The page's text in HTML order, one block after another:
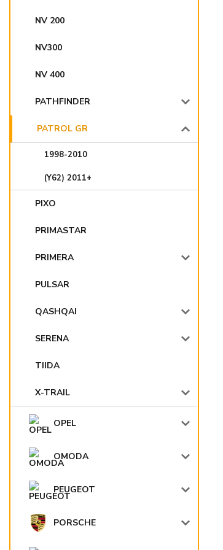
NV 200
NV300
NV 400
PATHFINDER
PATROL GR
1998-2010
(Y62) 2011+
PIXO
PRIMASTAR
PRIMERA
PULSAR
QASHQAI
SERENA
TIIDA
X-TRAIL
OPEL
OMODA
PEUGEOT
PORSCHE